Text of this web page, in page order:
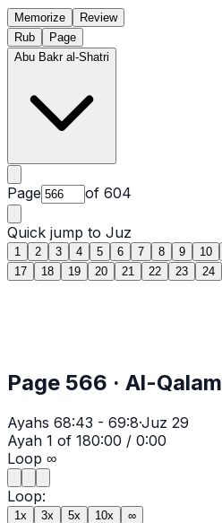
Memorize
Review
Rub
Page
Abu Bakr al-Shatri
Page of 604
Quick jump to Juz
1 2 3 4 5 6 7 8 9 10
17
18 19 20 21 22 23 24
Page 566 · Al-Qalam
Ayahs 68:43 - 69:8·Juz 29
Ayah 1 of 180:00 / 0:00
Loop ∞
Loop:
1x 3x 5x 10x ∞